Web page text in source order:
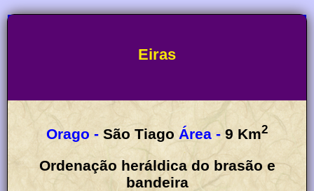
Eiras
Orago - São Tiago Área - 9 Km2
Ordenação heráldica do brasão e
bandeira